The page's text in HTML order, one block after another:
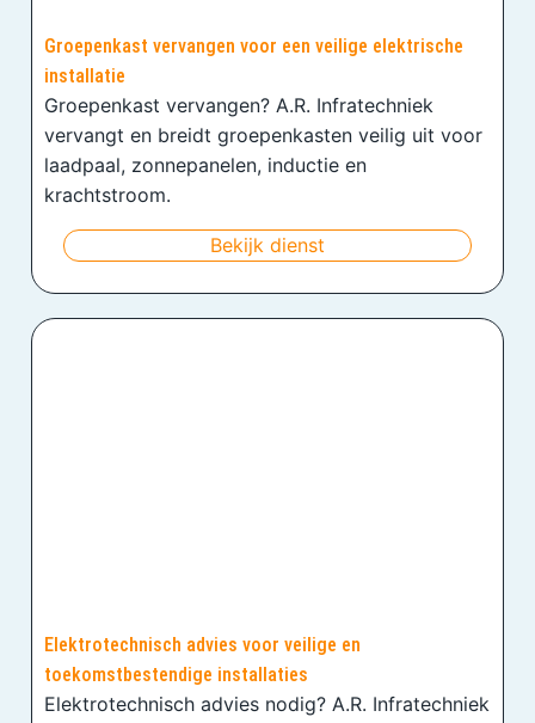
Groepenkast vervangen voor een veilige elektrische
installatie
Groepenkast vervangen? A.R. Infratechniek
vervangt en breidt groepenkasten veilig uit voor
laadpaal, zonnepanelen, inductie en
krachtstroom.
Bekijk dienst
Elektrotechnisch advies voor veilige en
toekomstbestendige installaties
Elektrotechnisch advies nodig? A.R. Infratechniek